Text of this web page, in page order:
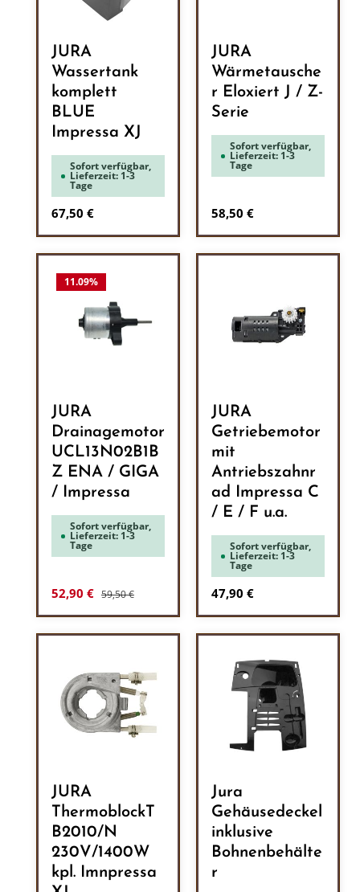
JURA
Wassertank
komplett
BLUE
Impressa XJ
Sofort verfügbar,
Lieferzeit: 1-3
Tage
Regulärer Preis:
67,50 €
JURA
Wärmetausche
r Eloxiert J / Z-
Serie
Sofort verfügbar,
Lieferzeit: 1-3
Tage
Regulärer Preis:
58,50 €
11.09%
JURA
Drainagemotor
UCL13N02B1B
Z ENA / GIGA
/ Impressa
Sofort verfügbar,
Lieferzeit: 1-3
Tage
Verkaufspreis:
52,90 € Regulärer Preis:
59,50 €
JURA
Getriebemotor
mit
Antriebszahnr
ad Impressa C
/ E / F u.a.
Sofort verfügbar,
Lieferzeit: 1-3
Tage
Regulärer Preis:
47,90 €
JURA
ThermoblockT
B2010/N
230V/1400W
kpl. Imnpressa
Jura
Gehäusedeckel
inklusive
Bohnenbehälte
r